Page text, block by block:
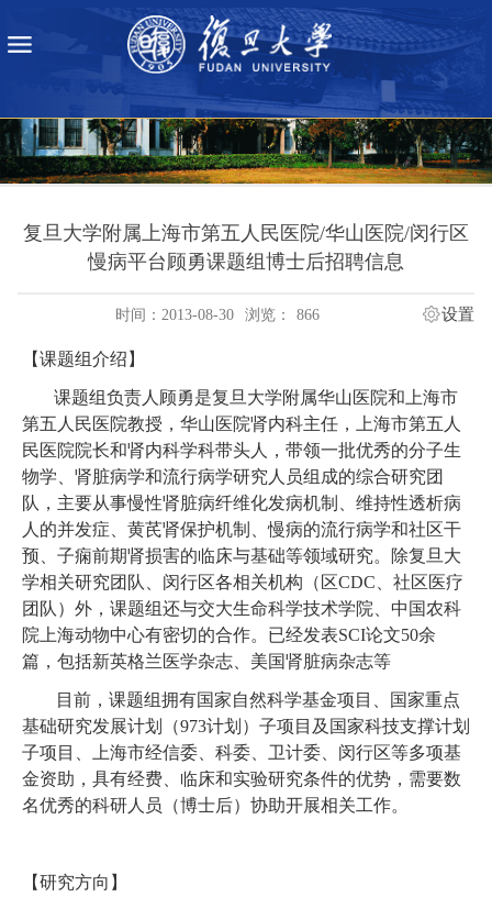
复旦大学附属上海市第五人民医院/华山医院/闵行区
慢病平台顾勇课题组博士后招聘信息
时间：2013-08-30 浏览： 866 设置
【课题组介绍】
课题组负责人顾勇是复旦大学附属华山医院和上海市
第五人民医院教授，华山医院肾内科主任，上海市第五人
民医院院长和肾内科学科带头人，带领一批优秀的分子生
物学、肾脏病学和流行病学研究人员组成的综合研究团
队，主要从事慢性肾脏病纤维化发病机制、维持性透析病
人的并发症、黄芪肾保护机制、慢病的流行病学和社区干
预、子痫前期肾损害的临床与基础等领域研究。除复旦大
学相关研究团队、闵行区各相关机构（区CDC、社区医疗
团队）外，课题组还与交大生命科学技术学院、中国农科
院上海动物中心有密切的合作。已经发表SCI论文50余
篇，包括新英格兰医学杂志、美国肾脏病杂志等
目前，课题组拥有国家自然科学基金项目、国家重点
基础研究发展计划（973计划）子项目及国家科技支撑计划
子项目、上海市经信委、科委、卫计委、闵行区等多项基
金资助，具有经费、临床和实验研究条件的优势，需要数
名优秀的科研人员（博士后）协助开展相关工作。
【研究方向】